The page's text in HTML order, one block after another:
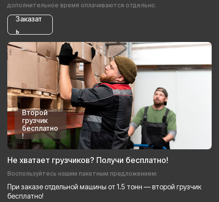
дополнительное время оплачиваются отдельно.
Заказат
ь
Второй
грузчик
бесплатно
!
Не хватает грузчиков? Получи бесплатно!
Воспользуйтесь нашим пакетным предложением:
При заказе отдельной машины от 1.5 тонн — второй грузчик
бесплатно!